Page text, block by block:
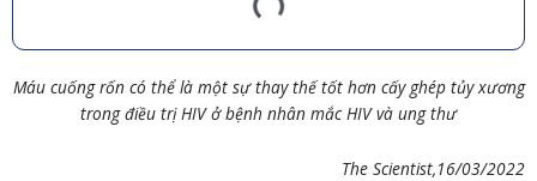
Máu cuống rốn có thể là một sự thay thế tốt hơn cấy ghép tủy xương
trong điều trị HIV ở bệnh nhân mắc HIV và ung thư
The Scientist,16/03/2022